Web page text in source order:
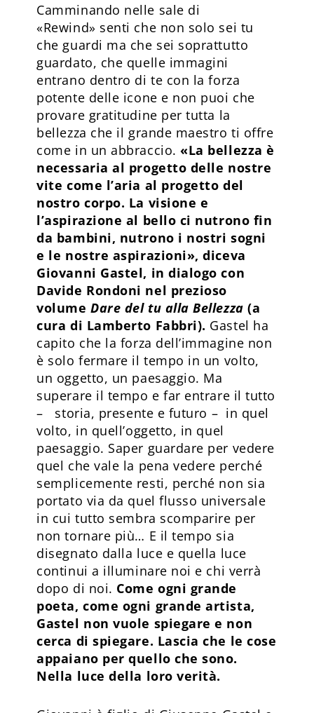
Camminando nelle sale di
«Rewind» senti che non solo sei tu
che guardi ma che sei soprattutto
guardato, che quelle immagini
entrano dentro di te con la forza
potente delle icone e non puoi che
provare gratitudine per tutta la
bellezza che il grande maestro ti offre
come in un abbraccio. «La bellezza è
necessaria al progetto delle nostre
vite come l’aria al progetto del
nostro corpo. La visione e
l’aspirazione al bello ci nutrono fin
da bambini, nutrono i nostri sogni
e le nostre aspirazioni», diceva
Giovanni Gastel, in dialogo con
Davide Rondoni nel prezioso
volumeDare del tu alla Bellezza(a
cura di Lamberto Fabbri). Gastel ha
capito che la forza dell’immagine non
è solo fermare il tempo in un volto,
un oggetto, un paesaggio. Ma
superare il tempo e far entrare il tutto
– storia, presente e futuro – in quel
volto, in quell’oggetto, in quel
paesaggio. Saper guardare per vedere
quel che vale la pena vedere perché
semplicemente resti, perché non sia
portato via da quel flusso universale
in cui tutto sembra scomparire per
non tornare più… E il tempo sia
disegnato dalla luce e quella luce
continui a illuminare noi e chi verrà
dopo di noi. Come ogni grande
poeta, come ogni grande artista,
Gastel non vuole spiegare e non
cerca di spiegare. Lascia che le cose
appaiano per quello che sono.
Nella luce della loro verità.